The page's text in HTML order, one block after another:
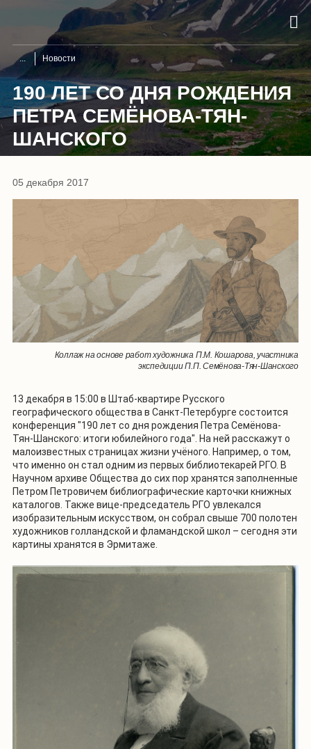
Новости
190 ЛЕТ СО ДНЯ РОЖДЕНИЯ
ПЕТРА СЕМЁНОВА-ТЯН-
ШАНСКОГО
05 декабря 2017
Коллаж на основе работ художника П.М. Кошарова, участника
экспедиции П.П. Семёнова-Тян-Шанского
13 декабря в 15:00 в Штаб-квартире Русского
географического общества в Санкт-Петербурге состоится
конференция "190 лет со дня рождения Петра Семёнова-
Тян-Шанского: итоги юбилейного года". На ней расскажут о
малоизвестных страницах жизни учёного. Например, о том,
что именно он стал одним из первых библиотекарей РГО. В
Научном архиве Общества до сих пор хранятся заполненные
Петром Петровичем библиографические карточки книжных
каталогов. Также вице-председатель РГО увлекался
изобразительным искусством, он собрал свыше 700 полотен
художников голландской и фламандской школ – сегодня эти
картины хранятся в Эрмитаже.